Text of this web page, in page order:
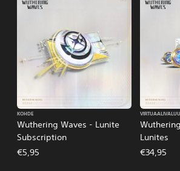
Wuthering Waves - Lunite
Subscription
KOHDE
€5,95
Lunites
€34,95